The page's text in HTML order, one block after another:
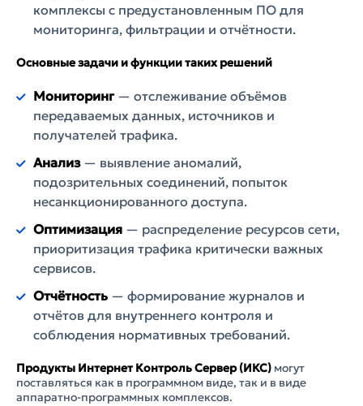
комплексы с предустановленным ПО для
мониторинга, фильтрации и отчётности.
Основные задачи и функции таких решений
Мониторинг— отслеживание объёмов
передаваемых данных, источников и
получателей трафика.
Анализ— выявление аномалий,
подозрительных соединений, попыток
несанкционированного доступа.
Оптимизация— распределение ресурсов сети,
приоритизация трафика критически важных
сервисов.
Отчётность— формирование журналов и
отчётов для внутреннего контроля и
соблюдения нормативных требований.
Продукты Интернет Контроль Сервер (ИКС) могут
поставляться как в программном виде, так и в виде
аппаратно-программных комплексов.